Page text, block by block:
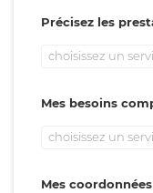
Précisez les
choisissez un
Mes besoins
choisissez un
Mes coordonnées